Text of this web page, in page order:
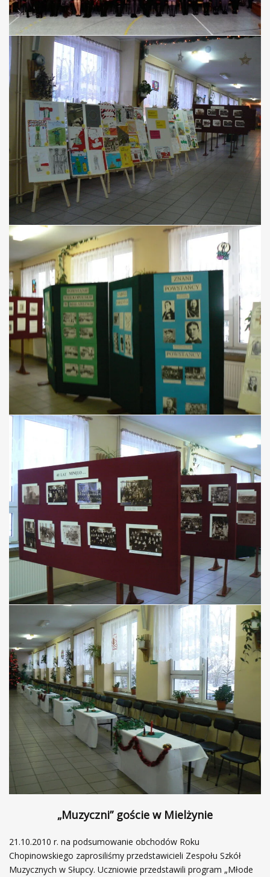
„Muzyczni” goście w Mielżynie
21.10.2010 r. na podsumowanie obchodów Roku
Chopinowskiego zaprosiliśmy przedstawicieli Zespołu Szkół
Muzycznych w Słupcy. Uczniowie przedstawili program „Młode